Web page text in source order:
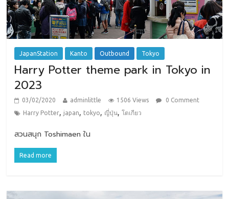
JapanStation Kanto Outbound Tokyo
Harry Potter theme park in Tokyo in
2023
03/02/2020 adminlittle 1506 Views
0 Comment
Harry Potter, japan, tokyo, ญี่ปุ่น,โตเกียว
สวนสนุก Toshimaen ใน
Read more